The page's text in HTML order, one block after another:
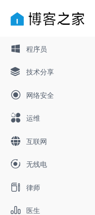
程序员
技术分享
网络安全
运维
互联网
无线电
律师
医生